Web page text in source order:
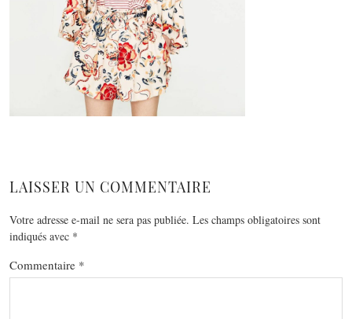
LAISSER UN COMMENTAIRE
Votre adresse e-mail ne sera pas publiée. Les champs obligatoires sont
indiqués avec *
Commentaire *